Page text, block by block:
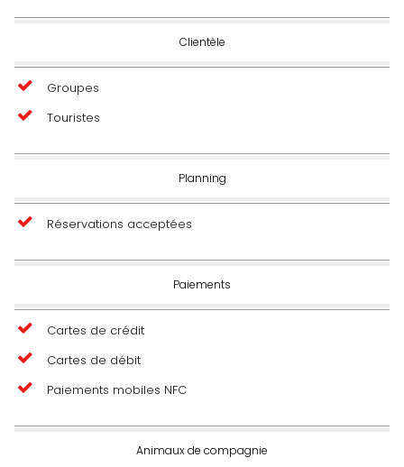
Clientèle
Groupes
Touristes
Planning
Réservations acceptées
Paiements
Cartes de crédit
Cartes de débit
Paiements mobiles NFC
Animaux de compagnie